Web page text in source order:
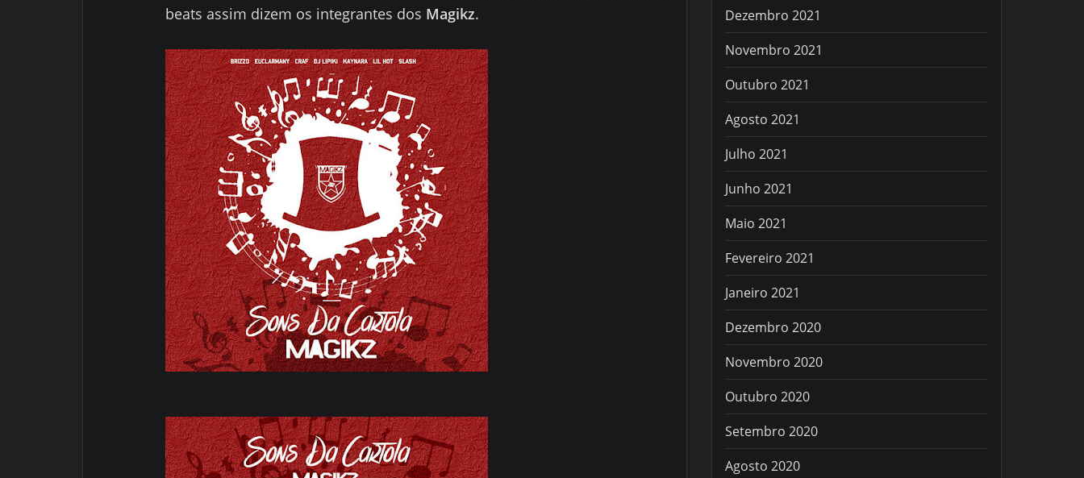
beats assim dizem os integrantes dos Magikz.
Dezembro 2021
Novembro 2021
Outubro 2021
Agosto 2021
Julho 2021
Junho 2021
Maio 2021
Fevereiro 2021
Janeiro 2021
Dezembro 2020
Novembro 2020
Outubro 2020
Setembro 2020
Agosto 2020